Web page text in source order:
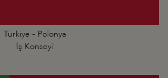
Türkiye - Polonya
İş Konseyi